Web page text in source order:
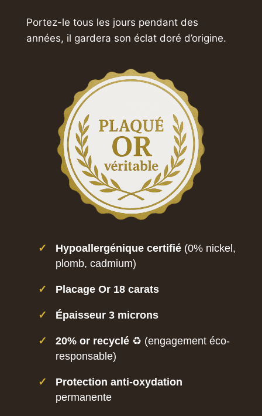
Portez-le tous les jours pendant des
années, il gardera son éclat doré d’origine.
✓ Hypoallergénique certifié(0% nickel,
plomb, cadmium)
✓ Placage Or 18 carats
✓ Épaisseur 3 microns
✓ 20% or recyclé♻️ (engagement éco-
responsable)
✓
Protection anti-oxydation
permanente